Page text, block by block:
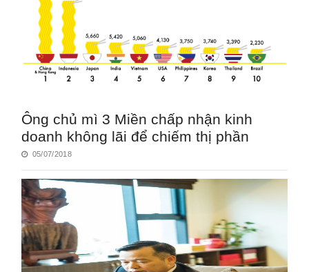
Ông chủ mì 3 Miền chấp nhận kinh
doanh không lãi để chiếm thị phần
05/07/2018